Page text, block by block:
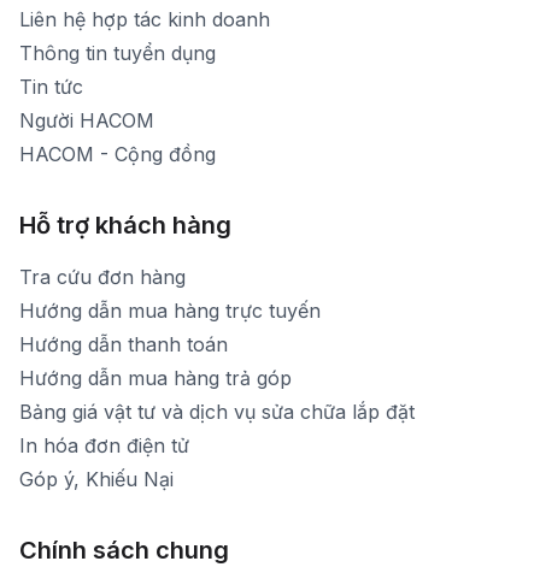
[email protected]
Thời gian mở cửa: Từ 8h30-20h hàng ngày
Liên hệ hợp tác kinh doanh
Thông tin tuyển dụng
Tin tức
Người HACOM
HACOM - Cộng đồng
Hỗ trợ khách hàng
Tra cứu đơn hàng
Hướng dẫn mua hàng trực tuyến
Hướng dẫn thanh toán
Hướng dẫn mua hàng trả góp
Bảng giá vật tư và dịch vụ sửa chữa lắp đặt
In hóa đơn điện tử
Góp ý, Khiếu Nại
Chính sách chung